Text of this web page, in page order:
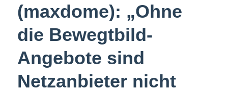
(maxdome): „Ohne
die Bewegtbild-
Angebote sind
Netzanbieter nicht